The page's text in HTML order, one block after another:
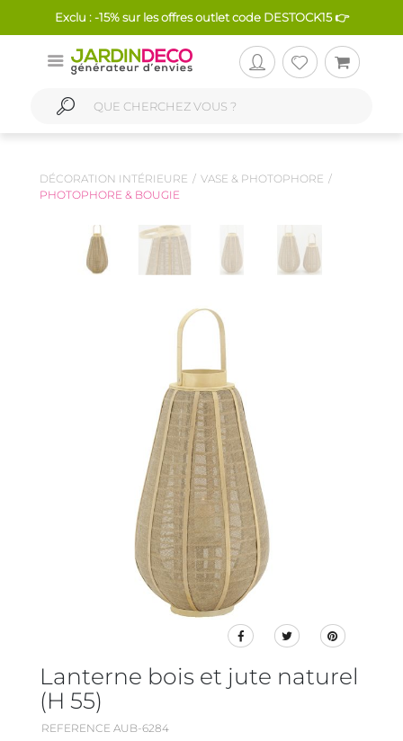
Exclu : -15% sur les offres outlet code DESTOCK15 👉
DÉCORATION INTÉRIEURE
VASE & PHOTOPHORE
PHOTOPHORE & BOUGIE
Lanterne bois et jute naturel
(H 55)
REFERENCE AUB-6284